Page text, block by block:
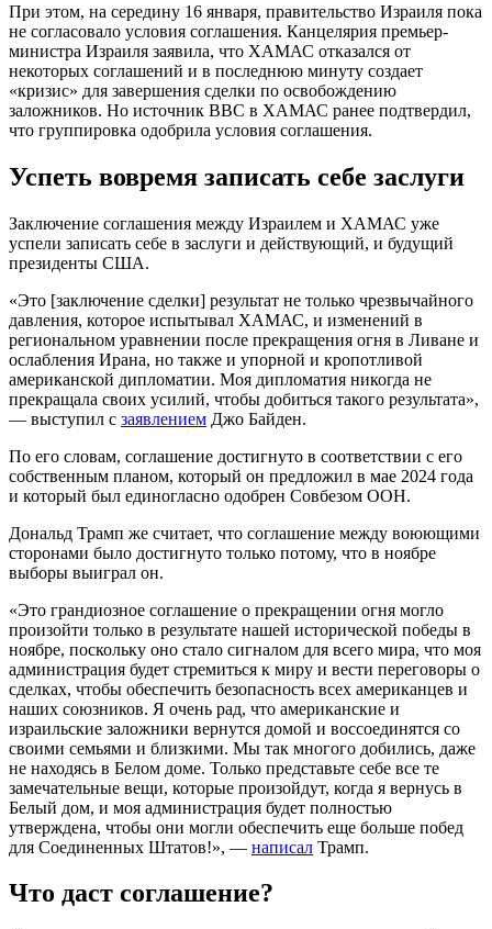
При этом, на середину 16 января, правительство Израиля пока
не согласовало условия соглашения. Канцелярия премьер-
министра Израиля заявила, что ХАМАС отказался от
некоторых соглашений и в последнюю минуту создает
«кризис» для завершения сделки по освобождению
заложников. Но источник BBC в ХАМАС ранее подтвердил,
что группировка одобрила условия соглашения.
Успеть вовремя записать себе заслуги
Заключение соглашения между Израилем и ХАМАС уже
успели записать себе в заслуги и действующий, и будущий
президенты США.
«Это [заключение сделки] результат не только чрезвычайного
давления, которое испытывал ХАМАС, и изменений в
региональном уравнении после прекращения огня в Ливане и
ослабления Ирана, но также и упорной и кропотливой
американской дипломатии. Моя дипломатия никогда не
прекращала своих усилий, чтобы добиться такого результата»,
— выступил с заявлением Джо Байден.
По его словам, соглашение достигнуто в соответствии с его
собственным планом, который он предложил в мае 2024 года
и который был единогласно одобрен Совбезом ООН.
Дональд Трамп же считает, что соглашение между воюющими
сторонами было достигнуто только потому, что в ноябре
выборы выиграл он.
«Это грандиозное соглашение о прекращении огня могло
произойти только в результате нашей исторической победы в
ноябре, поскольку оно стало сигналом для всего мира, что моя
администрация будет стремиться к миру и вести переговоры о
сделках, чтобы обеспечить безопасность всех американцев и
наших союзников. Я очень рад, что американские и
израильские заложники вернутся домой и воссоединятся со
своими семьями и близкими. Мы так многого добились, даже
не находясь в Белом доме. Только представьте себе все те
замечательные вещи, которые произойдут, когда я вернусь в
Белый дом, и моя администрация будет полностью
утверждена, чтобы они могли обеспечить еще больше побед
для Соединенных Штатов!», — написал Трамп.
Что даст соглашение?